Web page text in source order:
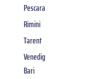
Pescara
Rimini
Tarent
Venedig
Bari